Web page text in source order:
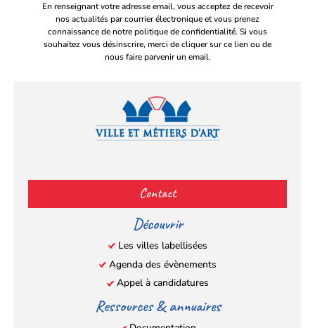
En renseignant votre adresse email, vous acceptez de recevoir
nos actualités par courrier électronique et vous prenez
connaissance de notre politique de confidentialité. Si vous
souhaitez vous désinscrire, merci de cliquer sur ce lien ou de
nous faire parvenir un email.
(s’ouvre
dans
un
nouvel
onglet)
(s’ouvre
dans
un
nouvel
onglet)
(s’ouvre
dans
un
nouvel
onglet)
(s’ouvre
un
nouvel
onglet)
Contact
Découvrir
Les villes labellisées
Agenda des évènements
Appel à candidatures
Ressources & annuaires